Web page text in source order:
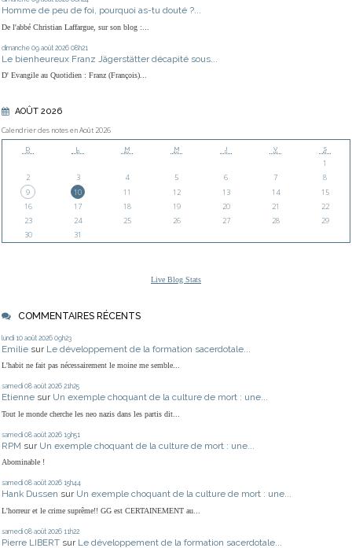
Homme de peu de foi, pourquoi as-tu douté ?...
De l'abbé Christian Laffargue, sur son blog :...
dimanche 09 août 2026 08h21
Le bienheureux Franz Jägerstätter décapité sous...
D' Evangile au Quotidien : Franz (François)...
AOÛT 2026
Calendrier des notes en Août 2026
D L M M J V S
1
2
3 4 5 6 7
8
9
10 11 12 13 14
15
16
17 18 19 20 21
22
23
24 25 26 27 28
29
30
31
Live Blog Stats
COMMENTAIRES RÉCENTS
lundi 10 août 2026 09h23
Emilie sur Le développement de la formation sacerdotale...
L'habit ne fait pas nécessairement le moine me semble...
samedi 08 août 2026 21h25
Etienne sur Un exemple choquant de la culture de mort : une...
Tout le monde cherche les neo nazis dans les partis dit...
samedi 08 août 2026 19h51
RPM sur Un exemple choquant de la culture de mort : une...
Abominable !
samedi 08 août 2026 15h44
Hank Dussen sur Un exemple choquant de la culture de mort : une...
L'horreur et le crime suprême!! GG est CERTAINEMENT au...
samedi 08 août 2026 11h22
Pierre LIBERT sur Le développement de la formation sacerdotale...